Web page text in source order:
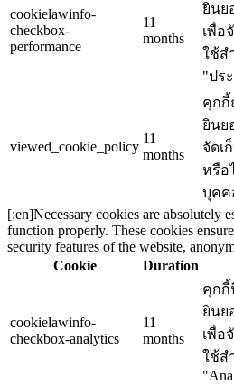
cookielawinfo-
checkbox-
performance
11
months
ยินย
เพื่อ
ใช้ส
"ปร
viewed_cookie_policy
11
months
คุกกี้
ยินย
จัดเ
หรือ
บุคค
[:en]Necessary cookies are absolutely
function properly. These cookies
security features of the website,
Cookie
Duration
cookielawinfo-
checkbox-analytics
11
months
คุกกี้
ยินย
เพื่อ
ใช้ส